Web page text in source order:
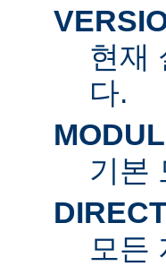
현재
다.
기본
모든